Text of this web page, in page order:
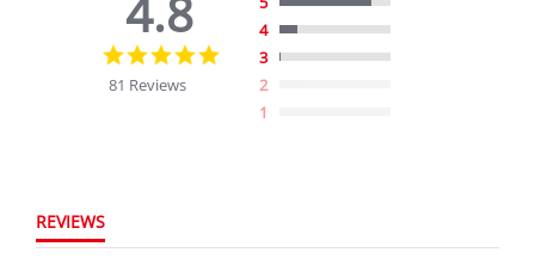
4.8
rating
81 Reviews
4
3
2
1
REVIEWS